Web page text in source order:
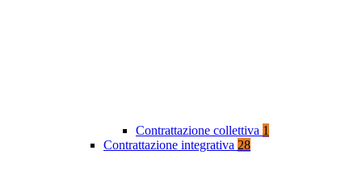
Contrattazione collettiva 1
Contrattazione integrativa 28